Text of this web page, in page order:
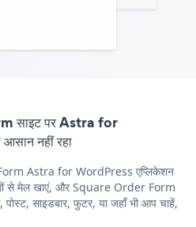
साइट पर Astra for
नहीं रहा
Astra for WordPress एप्लिकेशन
से मेल खाएं, और Square Order Form
साइडबार, फुटर, या जहाँ भी आप चाहें,